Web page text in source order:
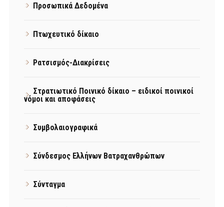
Προσωπικά Δεδομένα
Πτωχευτικό δίκαιο
Ρατσισμός-Διακρίσεις
Στρατιωτικό Ποινικό δίκαιο – ειδικοί ποινικοί
νόμοι και αποφάσεις
Συμβολαιογραφικά
Σύνδεσμος Ελλήνων Βατραχανθρώπων
Σύνταγμα